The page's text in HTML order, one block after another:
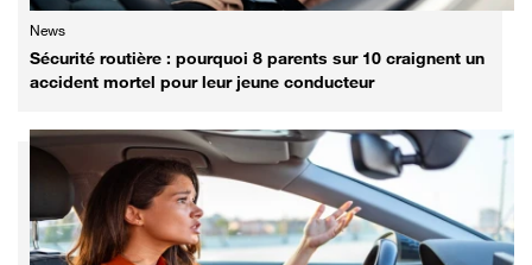
News
Sécurité routière : pourquoi 8 parents sur 10 craignent un
accident mortel pour leur jeune conducteur